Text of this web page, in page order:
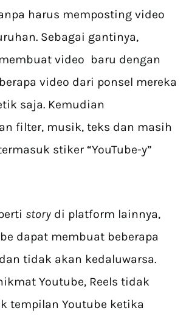
harus memposting video
Sebagai gantinya,
video baru dengan
video dari ponsel mereka
saja. Kemudian
filter, musik, teks dan masih
stiker “YouTube-y”
story di platform lainnya,
dapat membuat beberapa
dan tidak akan kedaluwarsa.
Youtube, Reels tidak
tempilan Youtube ketika